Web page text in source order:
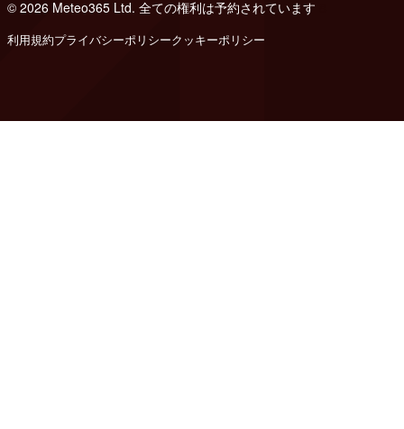
© 2026 Meteo365 Ltd. 全ての権利は予約されています
利用規約プライバシーポリシークッキーポリシー